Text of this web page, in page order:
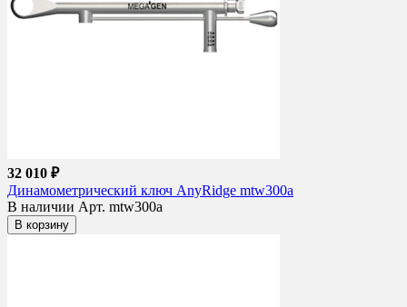
32 010 ₽
Динамометрический ключ AnyRidge mtw300a
В наличии Арт. mtw300a
В корзину